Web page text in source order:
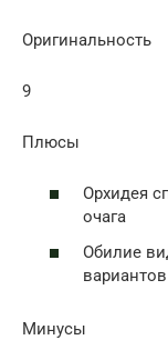
Оригинальность
9
Плюсы
Орхидея
очага
Обилие
вариантов
Минусы